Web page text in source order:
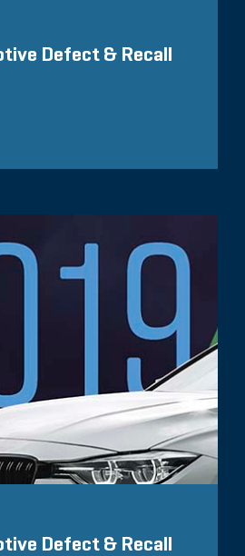
Defect & Recall
Defect & Recall